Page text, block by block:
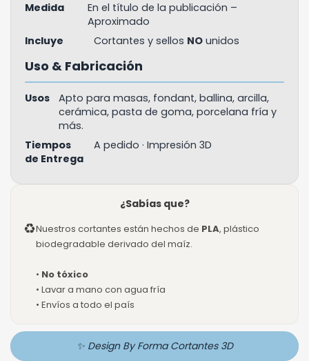
Medida
En el título de la publicación –
Aproximado
Incluye
Cortantes y sellos NO unidos
Uso & Fabricación
Usos
Apto para masas, fondant, ballina, arcilla,
cerámica, pasta de goma, porcelana fría y
más.
Tiempos
de Entrega
A pedido · Impresión 3D
¿Sabías que?
♻Nuestros cortantes están hechos de PLA, plástico
biodegradable derivado del maíz.
• No tóxico
• Lavar a mano con agua fría
• Envíos a todo el país
✨ Design By Forma Cortantes 3D